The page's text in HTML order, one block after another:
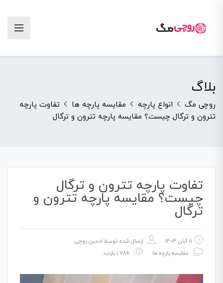
بلاگ
روچی مگ انواع پارچه مقایسه پارچه ها
تفاوت پارچه
تترون و ترگال چیست؟ مقایسه پارچه تترون و ترگال
تفاوت پارچه تترون و ترگال
چیست؟ مقایسه پارچه تترون و
ترگال
11 آبان 1404 ارسال شده توسط ادمین روچی
مقایسه پارچه ها